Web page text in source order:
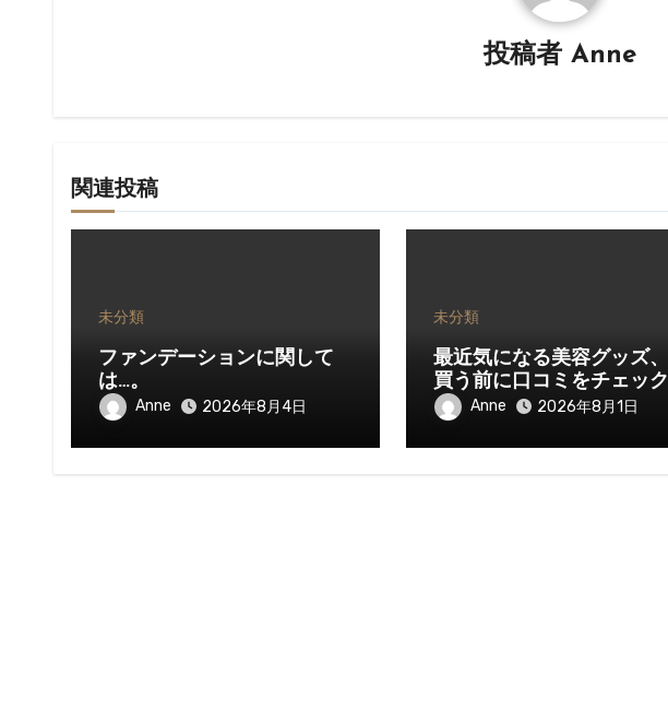
投稿者Anne
関連投稿
未分類
ファンデーションに関して
は…。
Anne 2026年8月4日
未分類
最近気になる美容グッズ、
買う前に口コミをチェック
Anne 2026年8月1日